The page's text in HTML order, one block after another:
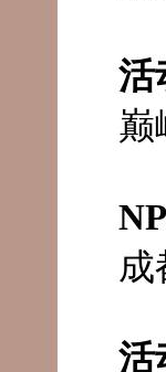
活
巅
成
活